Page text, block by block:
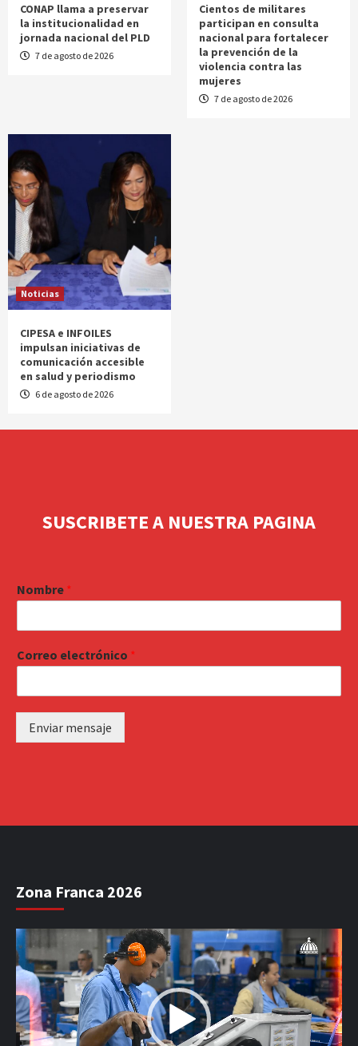
CONAP llama a preservar
la institucionalidad en
jornada nacional del PLD
7 de agosto de 2026
Cientos de militares
participan en consulta
nacional para fortalecer
la prevención de la
violencia contra las
mujeres
7 de agosto de 2026
Noticias
CIPESA e INFOILES
impulsan iniciativas de
comunicación accesible
en salud y periodismo
6 de agosto de 2026
SUSCRIBETE A NUESTRA PAGINA
Nombre *
Correo electrónico *
Enviar mensaje
Zona Franca 2026
Reproductor
de
vídeo